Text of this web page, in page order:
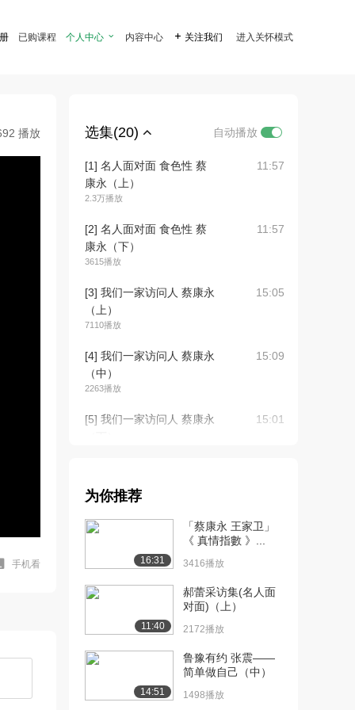
已购课程 个人中心  内容中心  关注我们 进入关怀模式
播放
手机看
选集(20) 自动播放
[1] 名人面对面 食色性 蔡
康永（上）
2.3万播放
11:57
[2] 名人面对面 食色性 蔡
康永（下）
3615播放
11:57
[3] 我们一家访问人 蔡康永
（上）
7110播放
15:05
[4] 我们一家访问人 蔡康永
（中）
2263播放
15:09
[5] 我们一家访问人 蔡康永
15:01
蔡康永上（...
[7] 《Lady呱呱》天心专访
蔡康永上（...
11:18
[8] 《Lady呱呱》天心专访
蔡康永下（...
[9] 《Lady呱呱》天心专访
蔡康永下（...
11:16
为你推荐
16:31
「蔡康永 王家卫」
《 真情指數 》...
3416播放
11:40
郝蕾采访集(名人面
对面)（上）
2172播放
14:51
鲁豫有约 张震——
简单做自己（中）
1498播放